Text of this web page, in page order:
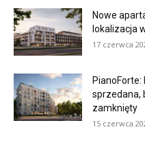
Nowe
lokalizacja
17 czerwca
sprzedana,
zamknięty
15 czerwca